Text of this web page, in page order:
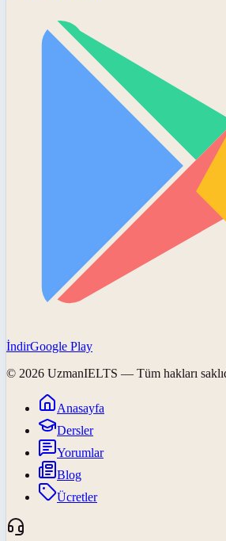
İndirGoogle Play
© 2026 UzmanIELTS — Tüm hakları
Anasayfa
Dersler
Yorumlar
Blog
Ücretler